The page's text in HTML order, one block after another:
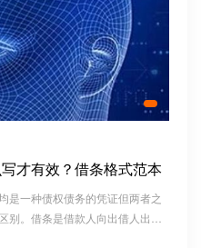
办了
才有效？借条格式范本
是一种债权债务的凭证但两者之
别。借条是借款人向出借人出具